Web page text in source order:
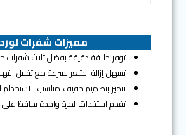
مميزات شفرات
توفر حلاقة دقيقة بفضل ثلاث شفرات
تسهل إزالة الشعر بسرعة مع تقليل
تتميز بتصميم خفيف مناسب للاستخدام
تقدم استخدامًا لمرة واحدة يحافظ على